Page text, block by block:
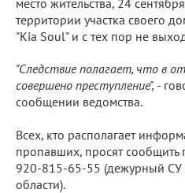
территории участка своего
"Kia Soul" и с тех пор не
"Следствие полагает, что в
совершено преступление", -
сообщении ведомства.
Всех, кто располагает
пропавших, просят сообщить
920-815-65-55 (дежурный СУ
области).